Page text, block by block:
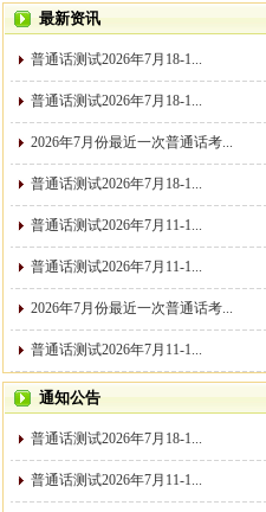
最新资讯
普通话测试2026年7月18-1...
普通话测试2026年7月18-1...
2026年7月份最近一次普通话考...
普通话测试2026年7月18-1...
普通话测试2026年7月11-1...
普通话测试2026年7月11-1...
2026年7月份最近一次普通话考...
普通话测试2026年7月11-1...
通知公告
普通话测试2026年7月18-1...
普通话测试2026年7月11-1...